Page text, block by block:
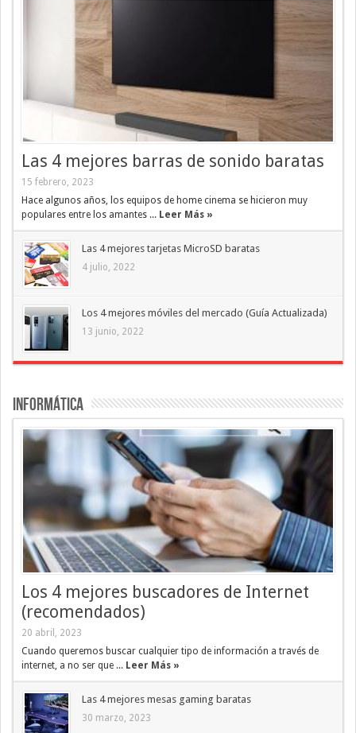
Las 4 mejores barras de sonido baratas
15 febrero, 2023
Hace algunos años, los equipos de home cinema se hicieron muy
populares entre los amantes ... Leer Más »
Las 4 mejores tarjetas MicroSD baratas
4 julio, 2022
Los 4 mejores móviles del mercado (Guía Actualizada)
13 junio, 2022
Informática
Los 4 mejores buscadores de Internet
(recomendados)
20 abril, 2023
Cuando queremos buscar cualquier tipo de información a través de
internet, a no ser que ... Leer Más »
Las 4 mejores mesas gaming baratas
30 marzo, 2023